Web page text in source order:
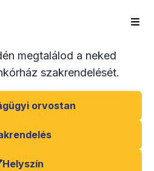
megtalálod a neked
szakrendelését.
orvostan
Helyszín